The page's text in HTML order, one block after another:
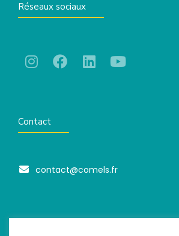
Réseaux sociaux
Contact
contact@comels.fr